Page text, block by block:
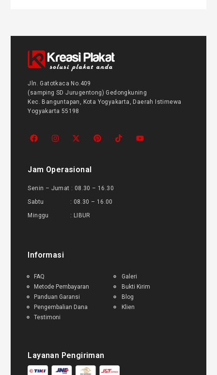
Jln. Gatotkaca No.409
(samping SD Jurugentong) Gedongkuning
Kec. Banguntapan, Kota Yogyakarta, Daerah Istimewa
Yogyakarta 55198
Jam Operasional
Senin – Jumat : 08.30 – 16.30
Sabtu : 08.30 – 16.00
Minggu : LIBUR
Informasi
FAQ
Metode Pembayaran
Panduan Garansi
Pengembalian Dana
Testimoni
Galeri
Bukti Kirim
Blog
Klien
Layanan Pengiriman